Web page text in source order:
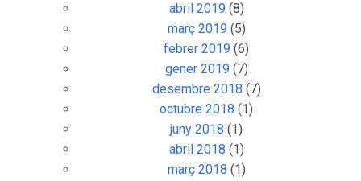
abril 2019 (8)
març 2019 (5)
febrer 2019 (6)
gener 2019 (7)
desembre 2018 (7)
octubre 2018 (1)
juny 2018 (1)
abril 2018 (1)
març 2018 (1)